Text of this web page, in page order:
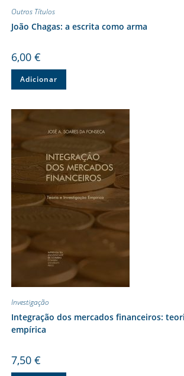
Outros Títulos
João Chagas: a escrita como arma
6,00 €
Adicionar
Investigação
Integração dos mercados financeiros:
empírica
7,50 €